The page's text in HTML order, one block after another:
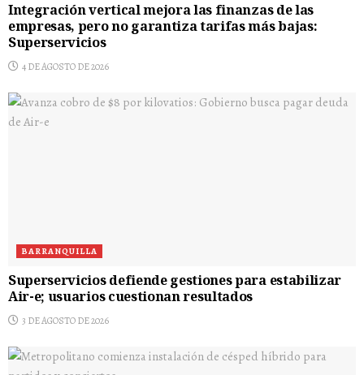
Integración vertical mejora las finanzas de las
empresas, pero no garantiza tarifas más bajas:
Superservicios
4 DE AGOSTO DE 2026
BARRANQUILLA
Superservicios defiende gestiones para estabilizar
Air-e; usuarios cuestionan resultados
3 DE AGOSTO DE 2026